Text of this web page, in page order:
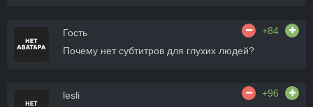
Гость
+84
Почему нет субтитров для глухих людей?
lesli
+96